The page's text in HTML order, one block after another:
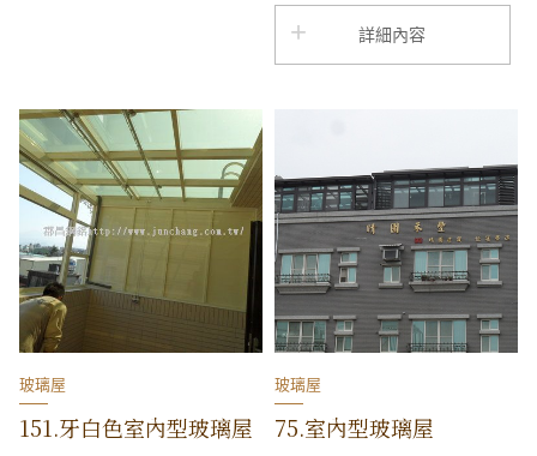
詳細內容
玻璃屋
151.牙白色室內型玻璃屋
玻璃屋
75.室內型玻璃屋